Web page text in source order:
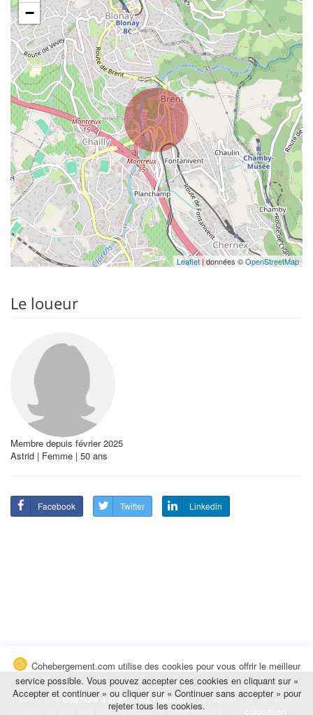
−
Leaflet| données ©OpenStreetMap
Le loueur
Membre depuis février 2025
Astrid | Femme | 50 ans
Facebook Twitter Linkedin
Trouvez unechambre à louer chez l'habitantà la nuitée, à la semaine,
au mois ou à l'année pour de courts et longs séjours, une
Cohebergement.com utilise des cookies pour vous offrir le meilleur
service possible. Vous pouvez accepter ces cookies en cliquant sur «
Accepter et continuer » ou cliquer sur « Continuer sans accepter » pour
rejeter tous les cookies.